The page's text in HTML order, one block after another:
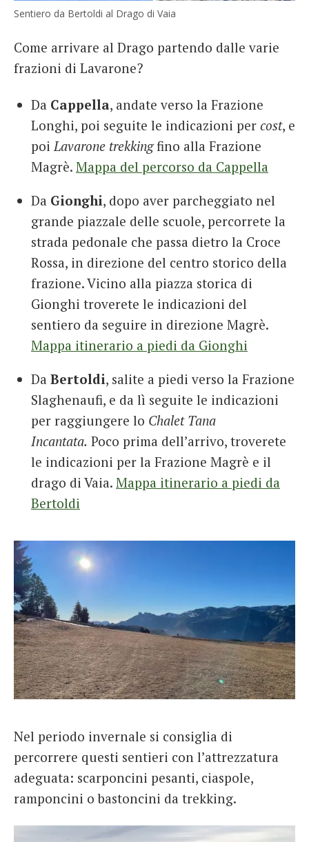
Sentiero da Bertoldi al Drago di Vaia
Come arrivare al Drago partendo dalle varie
frazioni di Lavarone?
Da Cappella, andate verso la Frazione
Longhi, poi seguite le indicazioni per cost, e
poiLavarone trekkingfino alla Frazione
Magrè. Mappa del percorso da Cappella
Da Gionghi, dopo aver parcheggiato nel
grande piazzale delle scuole, percorrete la
strada pedonale che passa dietro la Croce
Rossa, in direzione del centro storico della
frazione. Vicino alla piazza storica di
Gionghi troverete le indicazioni del
sentiero da seguire in direzione Magrè.
Mappa itinerario a piedi da Gionghi
Da Bertoldi, salite a piedi verso la Frazione
Slaghenaufi, e da lì seguite le indicazioni
per raggiungere lo Chalet Tana
Incantata. Poco prima dell’arrivo, troverete
le indicazioni per la Frazione Magrè e il
drago di Vaia. Mappa itinerario a piedi da
Bertoldi
Nel periodo invernale si consiglia di
percorrere questi sentieri con l’attrezzatura
adeguata: scarponcini pesanti, ciaspole,
ramponcini o bastoncini da trekking.